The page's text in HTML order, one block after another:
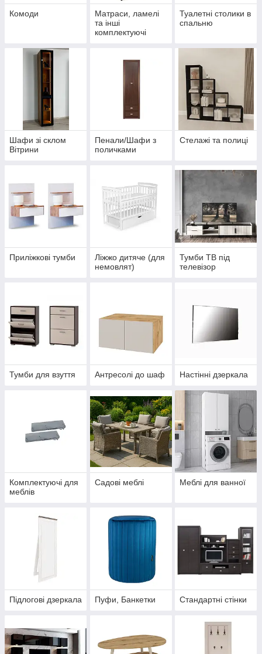
Комоди
Матраси, ламелі
та інші
комплектуючі
Туалетні столики в
спальню
Шафи зі склом
Вітрини
Пенали/Шафи з
поличками
Стелажі та полиці
Приліжкові тумби
Ліжжо дитяче (для
немовлят)
Тумби ТВ під
телевізор
Тумби для взуття Антресолі до шаф Настінні дзеркала
Комплектуючі для
меблів
Садові меблі Меблі для ванної
Підлогові дзеркала Пуфи, Банкетки Стандартні стінки